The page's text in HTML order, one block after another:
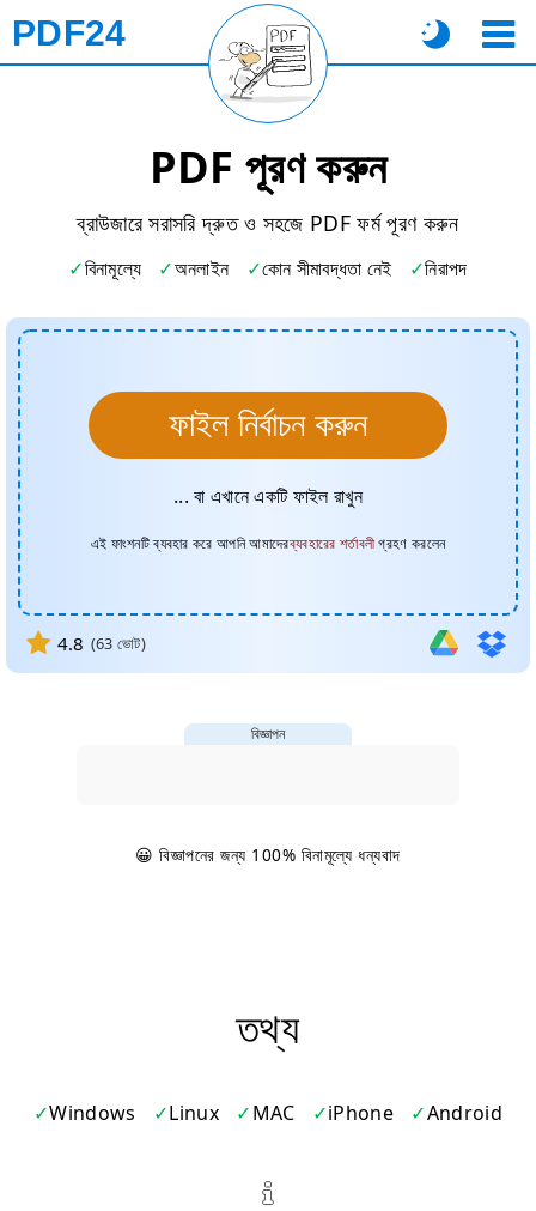
PDF24
PDF পূরণ করুন
ব্রাউজারে সরাসরি দ্রুত ও সহজে PDF ফর্ম পূরণ করুন
বিনামূল্যে অনলাইন কোন সীমাবদ্ধতা নেই নিরাপদ
ফাইল নির্বাচন করুন
... বা এখানে একটি ফাইল রাখুন
এই ফাংশনটি ব্যবহার করে আপনি আমাদেরব্যবহারের শর্তাবলীগ্রহণ করলেন
4.8 (63 ভোট)
বিজ্ঞাপন
😀 বিজ্ঞাপনের জন্য 100% বিনামূল্যে ধন্যবাদ
তথ্য
Windows Linux MAC iPhone Android